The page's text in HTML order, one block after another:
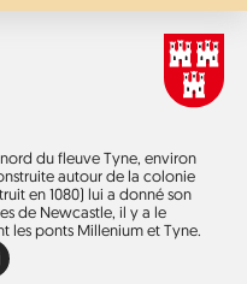
du fleuve Tyne, environ
autour de la colonie
en 1080) lui a donné son
de Newcastle, il y a le
les ponts Millenium et Tyne.